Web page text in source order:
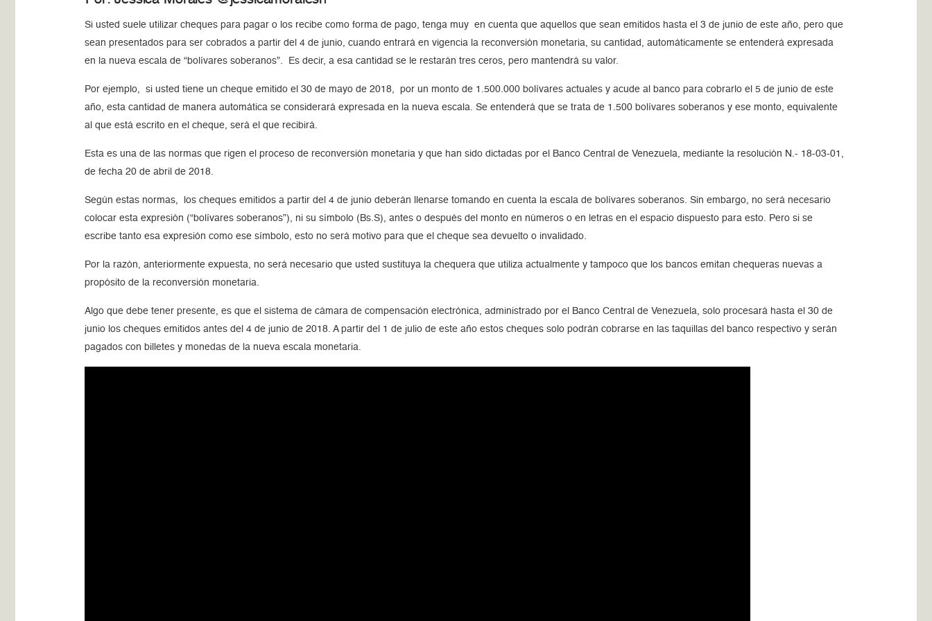
Si usted suele utilizar cheques para pagar o los recibe como forma de pago, tenga muy en cuenta que aquellos que sean emitidos hasta el 3 de junio de este año, pero que
sean presentados para ser cobrados a partir del 4 de junio, cuando entrará en vigencia la reconversión monetaria, su cantidad, automáticamente se entenderá expresada
en la nueva escala de “bolívares soberanos”. Es decir, a esa cantidad se le restarán tres ceros, pero mantendrá su valor.
Por ejemplo, si usted tiene un cheque emitido el 30 de mayo de 2018, por un monto de 1.500.000 bolívares actuales y acude al banco para cobrarlo el 5 de junio de este
año, esta cantidad de manera automática se considerará expresada en la nueva escala. Se entenderá que se trata de 1.500 bolívares soberanos y ese monto, equivalente
al que está escrito en el cheque, será el que recibirá.
Esta es una de las normas que rigen el proceso de reconversión monetaria y que han sido dictadas por el Banco Central de Venezuela, mediante la resolución N.- 18-03-01,
de fecha 20 de abril de 2018.
Según estas normas, los cheques emitidos a partir del 4 de junio deberán llenarse tomando en cuenta la escala de bolívares soberanos. Sin embargo, no será necesario
colocar esta expresión (“bolívares soberanos”), ni su símbolo (Bs.S), antes o después del monto en números o en letras en el espacio dispuesto para esto. Pero si se
escribe tanto esa expresión como ese símbolo, esto no será motivo para que el cheque sea devuelto o invalidado.
Por la razón, anteriormente expuesta, no será necesario que usted sustituya la chequera que utiliza actualmente y tampoco que los bancos emitan chequeras nuevas a
propósito de la reconversión monetaria.
Algo que debe tener presente, es que el sistema de cámara de compensación electrónica, administrado por el Banco Central de Venezuela, solo procesará hasta el 30 de
junio los cheques emitidos antes del 4 de junio de 2018. A partir del 1 de julio de este año estos cheques solo podrán cobrarse en las taquillas del banco respectivo y serán
pagados con billetes y monedas de la nueva escala monetaria.